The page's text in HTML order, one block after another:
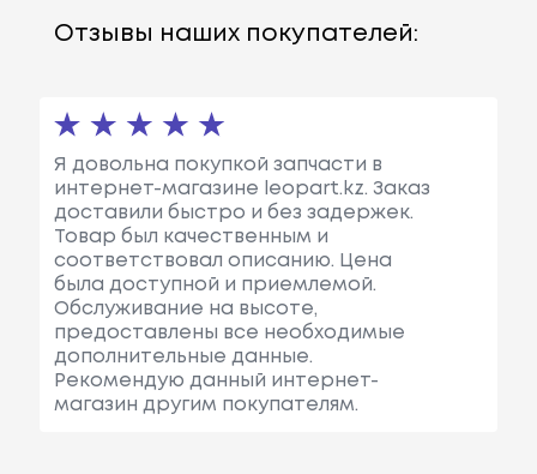
Отзывы наших покупателей:
Я довольна покупкой запчасти в
интернет-магазине leopart.kz. Заказ
доставили быстро и без задержек.
Товар был качественным и
соответствовал описанию. Цена
была доступной и приемлемой.
Обслуживание на высоте,
предоставлены все необходимые
дополнительные данные.
Рекомендую данный интернет-
магазин другим покупателям.